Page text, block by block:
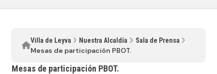
Villa de Leyva Nuestra Alcaldía Sala de Prensa
Mesas de participación PBOT.
Mesas de participación PBOT.